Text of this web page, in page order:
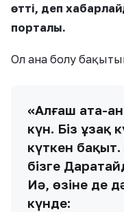
өтті, деп
порталы.
Ол ана болу
«Алғаш ата-
күн. Біз ұзақ
күткен
бізге
Иә, өзіне де
күнде: